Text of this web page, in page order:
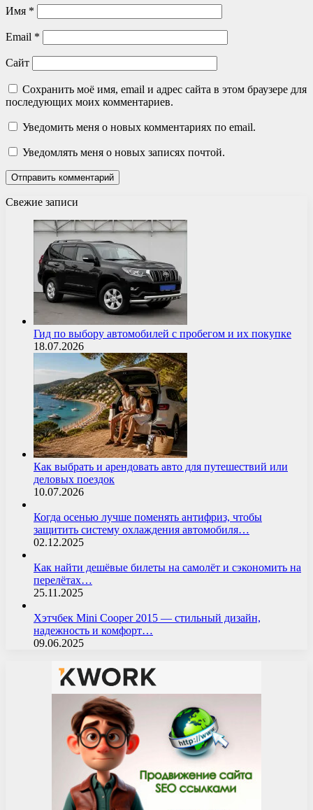
Имя *
Email *
Сайт
Сохранить моё имя, email и адрес сайта в этом браузере для
последующих моих комментариев.
Уведомить меня о новых комментариях по email.
Уведомлять меня о новых записях почтой.
Свежие записи
Гид по выбору автомобилей с пробегом и их покупке
18.07.2026
Как выбрать и арендовать авто для путешествий или
деловых поездок
10.07.2026
Когда осенью лучше поменять антифриз, чтобы
защитить систему охлаждения автомобиля…
02.12.2025
Как найти дешёвые билеты на самолёт и сэкономить на
перелётах…
25.11.2025
Хэтчбек Mini Cooper 2015 — стильный дизайн,
надежность и комфорт…
09.06.2025